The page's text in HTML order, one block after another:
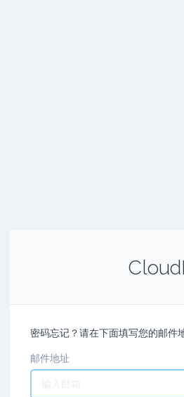
密码忘记？请在下面填写您的邮件
邮件地址